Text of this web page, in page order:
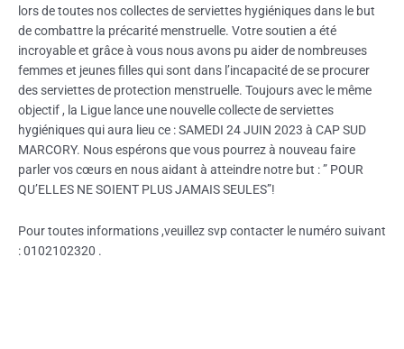
lors de toutes nos collectes de serviettes hygiéniques dans le but
de combattre la précarité menstruelle. Votre soutien a été
incroyable et grâce à vous nous avons pu aider de nombreuses
femmes et jeunes filles qui sont dans l’incapacité de se procurer
des serviettes de protection menstruelle. Toujours avec le même
objectif , la Ligue lance une nouvelle collecte de serviettes
hygiéniques qui aura lieu ce : SAMEDI 24 JUIN 2023 à CAP SUD
MARCORY. Nous espérons que vous pourrez à nouveau faire
parler vos cœurs en nous aidant à atteindre notre but : ” POUR
QU’ELLES NE SOIENT PLUS JAMAIS SEULES”!
Pour toutes informations ,veuillez svp contacter le numéro suivant
: 0102102320 .